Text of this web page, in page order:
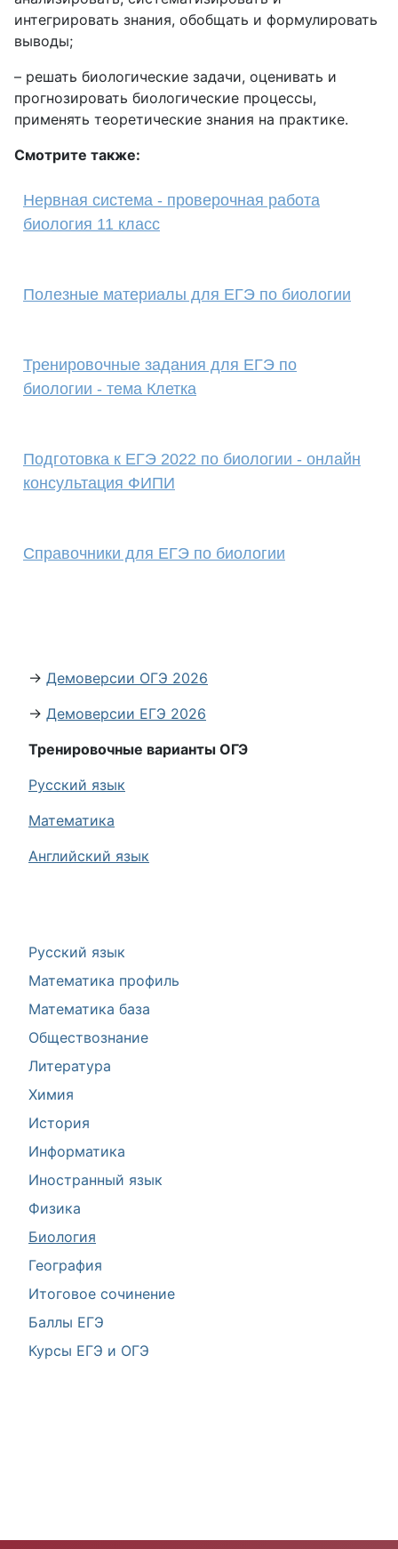
Русский язык
Математика профиль
Математика база
Обществознание
Литература
Химия
История
Информатика
Иностранный язык
Физика
Биология
География
Итоговое сочинение
Баллы ЕГЭ
Курсы ЕГЭ и ОГЭ
интегрировать знания, обобщать и формулировать
выводы;
– решать биологические задачи, оценивать и
прогнозировать биологические процессы,
применять теоретические знания на практике.
Смотрите также:
Нервная система - проверочная работа
биология 11 класс
Полезные материалы для ЕГЭ по биологии
Тренировочные задания для ЕГЭ по
биологии - тема Клетка
Подготовка к ЕГЭ 2022 по биологии - онлайн
консультация ФИПИ
Справочники для ЕГЭ по биологии
→ Демоверсии ОГЭ 2026
→ Демоверсии ЕГЭ 2026
Тренировочные варианты ОГЭ
Русский язык
Математика
Английский язык